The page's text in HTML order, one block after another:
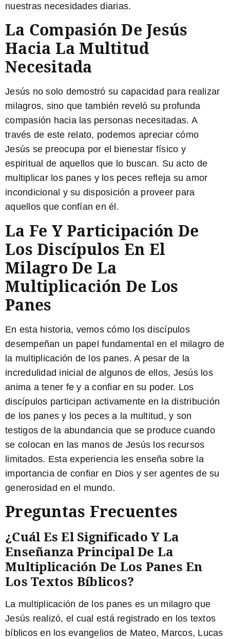
nuestras necesidades diarias.
La Compasión De Jesús
Hacia La Multitud
Necesitada
Jesús no solo demostró su capacidad para realizar
milagros, sino que también reveló su profunda
compasión hacia las personas necesitadas. A
través de este relato, podemos apreciar cómo
Jesús se preocupa por el bienestar físico y
espiritual de aquellos que lo buscan. Su acto de
multiplicar los panes y los peces refleja su amor
incondicional y su disposición a proveer para
aquellos que confían en él.
La Fe Y Participación De
Los Discípulos En El
Milagro De La
Multiplicación De Los
Panes
En esta historia, vemos cómo los discípulos
desempeñan un papel fundamental en el milagro de
la multiplicación de los panes. A pesar de la
incredulidad inicial de algunos de ellos, Jesús los
anima a tener fe y a confiar en su poder. Los
discípulos participan activamente en la distribución
de los panes y los peces a la multitud, y son
testigos de la abundancia que se produce cuando
se colocan en las manos de Jesús los recursos
limitados. Esta experiencia les enseña sobre la
importancia de confiar en Dios y ser agentes de su
generosidad en el mundo.
Preguntas Frecuentes
¿Cuál Es El Significado Y La
Enseñanza Principal De La
Multiplicación De Los Panes En
Los Textos Bíblicos?
La multiplicación de los panes es un milagro que
Jesús realizó, el cual está registrado en los textos
bíblicos en los evangelios de Mateo, Marcos, Lucas